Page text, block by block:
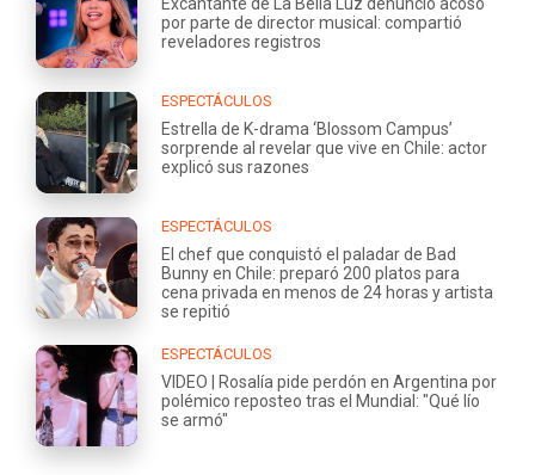
por parte de director musical: compartió
reveladores registros
ESPECTÁCULOS
Estrella de K-drama ‘Blossom Campus’
sorprende al revelar que vive en Chile: actor
explicó sus razones
ESPECTÁCULOS
El chef que conquistó el paladar de Bad
Bunny en Chile: preparó 200 platos para
cena privada en menos de 24 horas y artista
se repitió
ESPECTÁCULOS
VIDEO | Rosalía pide perdón en Argentina por
polémico reposteo tras el Mundial: "Qué lío
se armó"